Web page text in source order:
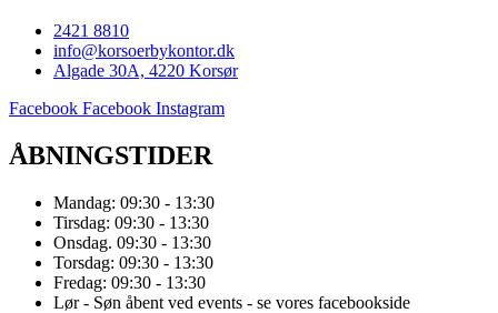
2421 8810
info@korsoerbykontor.dk
Algade 30A, 4220 Korsør
Facebook Facebook Instagram
ÅBNINGSTIDER
Mandag: 09:30 - 13:30
Tirsdag: 09:30 - 13:30
Onsdag. 09:30 - 13:30
Torsdag: 09:30 - 13:30
Fredag: 09:30 - 13:30
Lør - Søn åbent ved events - se vores facebookside